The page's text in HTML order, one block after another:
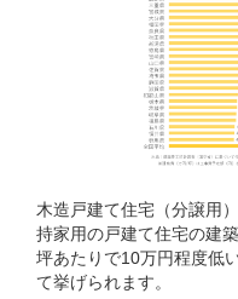
木造戸建て住宅（分譲用
持家用の戸建て住宅の建
坪あたりで10万円程度低
て挙げられます。